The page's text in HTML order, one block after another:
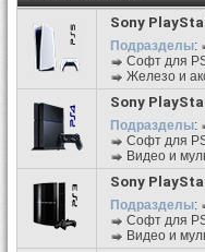
Sony
Подразделы:
Софт для
Железо и
Sony
Подразделы:
Софт для
Видео и
Sony
Подразделы:
Софт для
Видео и